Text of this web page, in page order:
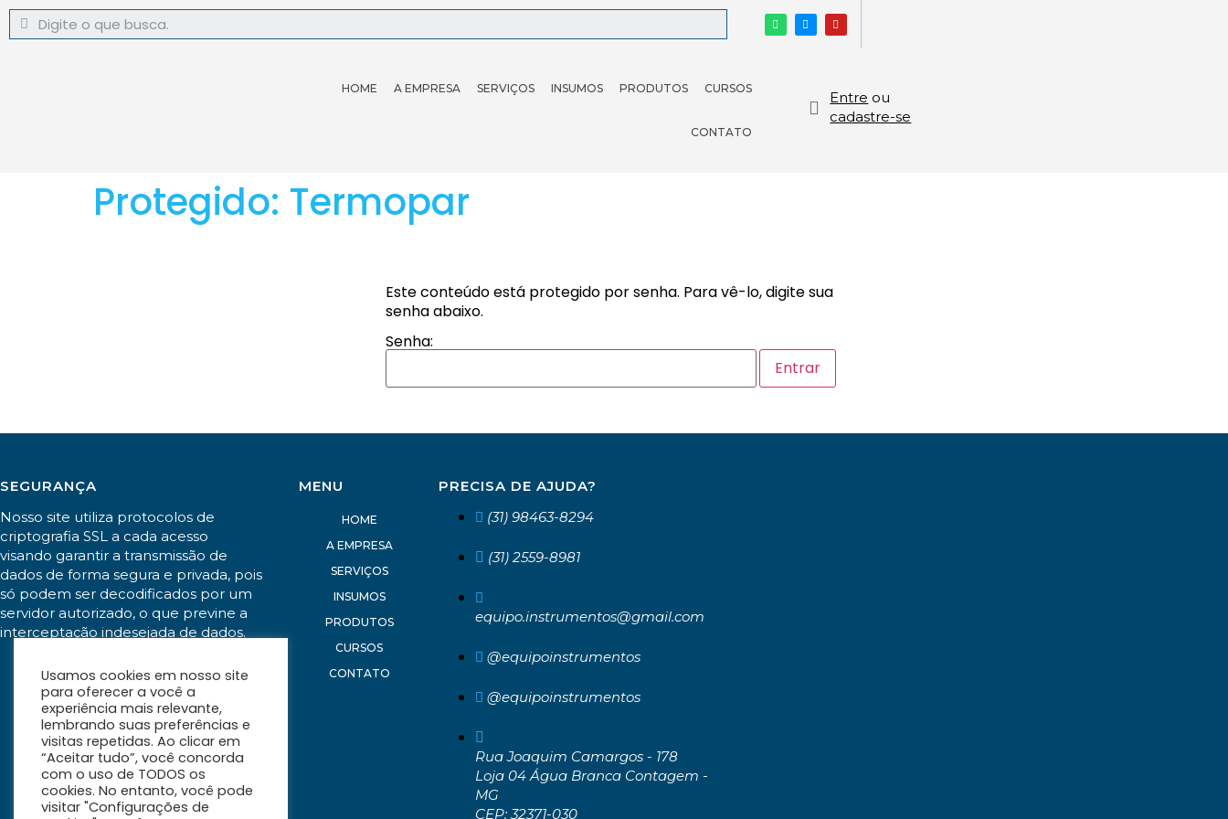
HOME A EMPRESA SERVIÇOS INSUMOS PRODUTOS CURSOS
CONTATO
Entre ou
cadastre-se
Protegido: Termopar
Este conteúdo está protegido por senha. Para vê-lo, digite sua
senha abaixo.
Senha:
SEGURANÇA
Nosso site utiliza protocolos de
criptografia SSL a cada acesso
visando garantir a transmissão de
dados de forma segura e privada, pois
só podem ser decodificados por um
servidor autorizado, o que previne a
interceptação indesejada de dados.
MENU
HOME
A EMPRESA
SERVIÇOS
INSUMOS
PRODUTOS
CURSOS
CONTATO
PRECISA DE AJUDA?
(31) 98463-8294
(31) 2559-8981
equipo.instrumentos@gmail.com
@equipoinstrumentos
@equipoinstrumentos
Rua Joaquim Camargos - 178
Loja 04 Água Branca Contagem -
MG
CEP: 32371-030
Usamos cookies em nosso site
para oferecer a você a
experiência mais relevante,
lembrando suas preferências e
visitas repetidas. Ao clicar em
“Aceitar tudo”, você concorda
com o uso de TODOS os
cookies. No entanto, você pode
visitar "Configurações de